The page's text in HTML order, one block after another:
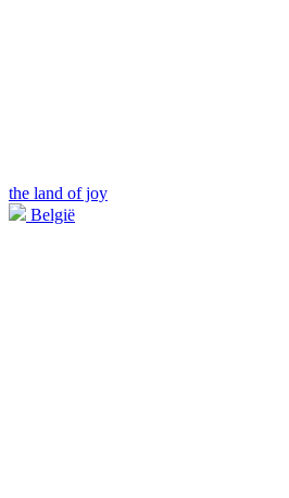
the land of joy
België